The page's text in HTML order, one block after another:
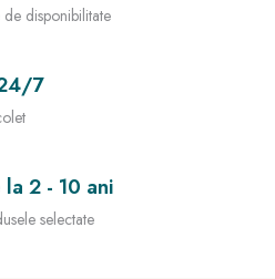
disponibilitate
7
2 - 10 ani
selectate